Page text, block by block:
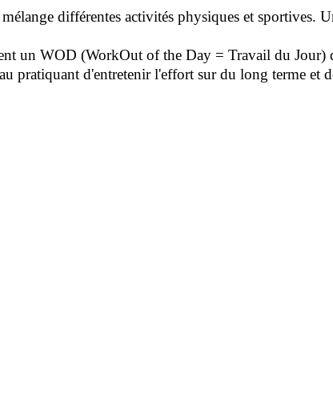
différentes activités physiques et sportives.
un WOD (WorkOut of the Day = Travail du
pratiquant d'entretenir l'effort sur du long terme et